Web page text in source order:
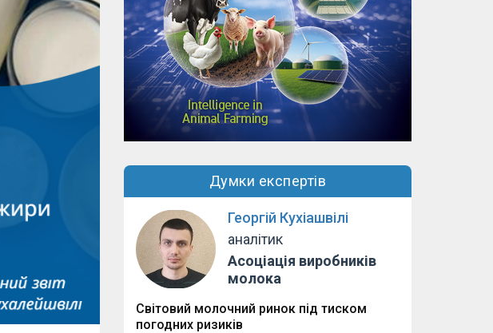
Думки експертів
Георгій Кухіашвілі
аналітик
Асоціація виробників
молока
Світовий молочний ринок під тиском
погодних ризиків